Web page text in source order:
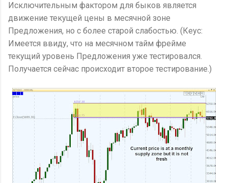
Исключительным фактором для быков является
движение текущей цены в месячной зоне
Предложения, но с более старой слабостью. (Кеус:
Имеется ввиду, что на месячном тайм фрейме
текущий уровень Предложения уже тестировался.
Получается сейчас происходит второе тестирование.)